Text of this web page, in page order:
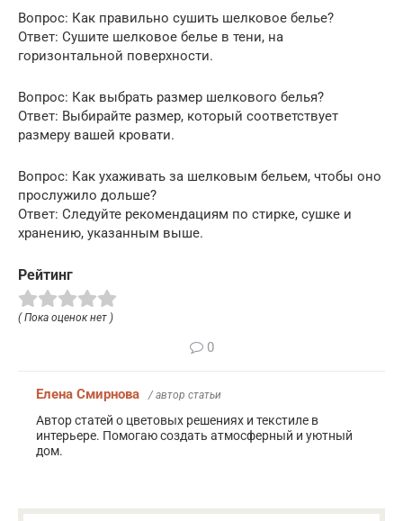
Вопрос: Как правильно сушить шелковое белье?
Ответ: Сушите шелковое белье в тени, на
горизонтальной поверхности.
Вопрос: Как выбрать размер шелкового белья?
Ответ: Выбирайте размер, который соответствует
размеру вашей кровати.
Вопрос: Как ухаживать за шелковым бельем, чтобы оно
прослужило дольше?
Ответ: Следуйте рекомендациям по стирке, сушке и
хранению, указанным выше.
Рейтинг
( Пока оценок нет )
0
Елена Смирнова / автор статьи
Автор статей о цветовых решениях и текстиле в
интерьере. Помогаю создать атмосферный и уютный
дом.